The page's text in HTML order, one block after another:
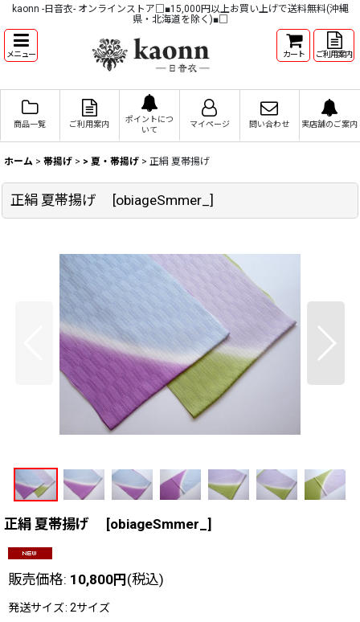
kaonn -日音衣- オンラインストア□■15,000円以上お買い上げで送料無料(沖縄
県・北海道を除く)■□
メニュー カート ご利用案内
商品一覧 ご利用案内
ポイントにつ
いて
マイページ 問い合わせ 実店舗のご案内
ホーム > 帯揚げ > > 夏・帯揚げ > 正絹 夏帯揚げ
正絹 夏帯揚げ [obiageSmmer_ ]
正絹 夏帯揚げ [obiageSmmer_ ]
販売価格: 10,800円(税込)
発送サイズ: 2サイズ